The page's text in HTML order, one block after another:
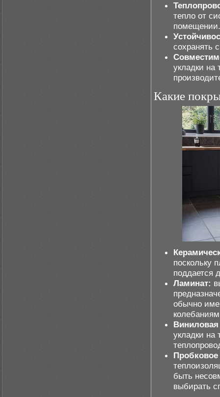
тепло от
помещении.
сохранять
укладки на
Какие
поскольку
поддается
Ламинат:
обычно
укладки на
быть
выбирать